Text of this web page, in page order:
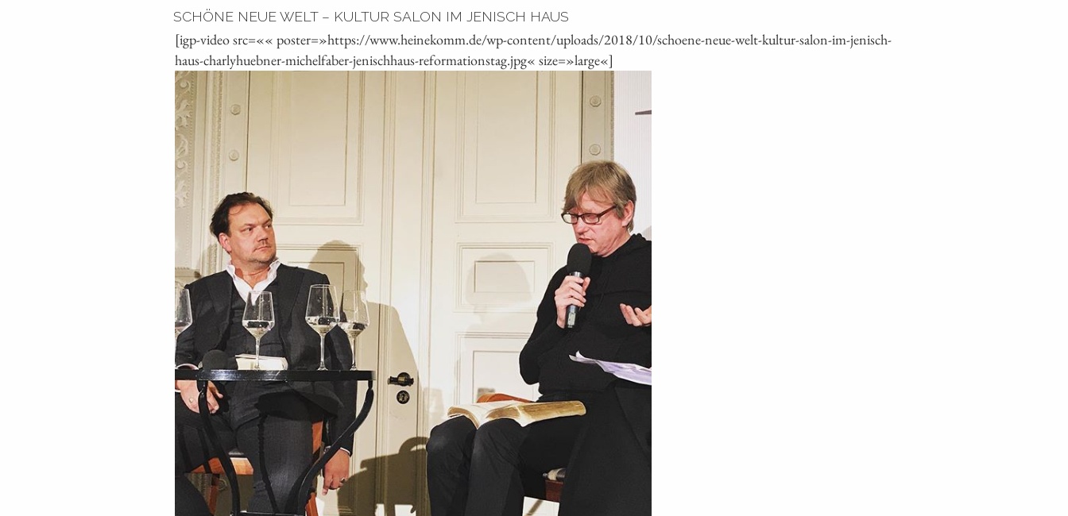
SCHÖNE NEUE WELT – KULTUR SALON IM JENISCH HAUS
[igp-video src=«« poster=»https://www.heinekomm.de/wp-content/uploads/2018/10/schoene-neue-welt-kultur-salon-im-jenisch-
haus-charlyhuebner-michelfaber-jenischhaus-reformationstag.jpg« size=»large«]